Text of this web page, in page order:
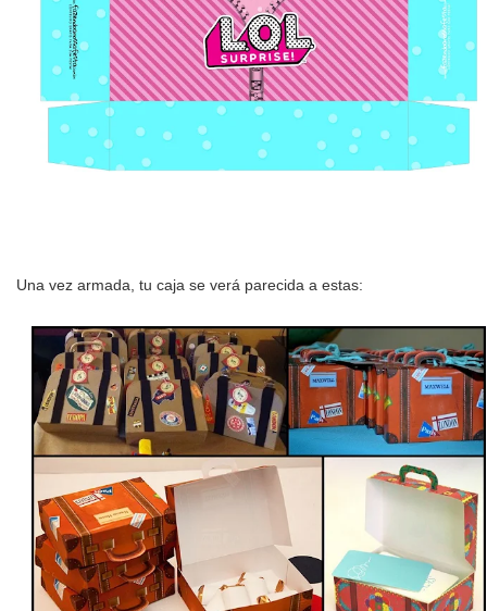
Una vez armada, tu caja se verá parecida a estas: